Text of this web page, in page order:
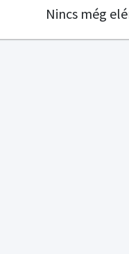
Nincs még